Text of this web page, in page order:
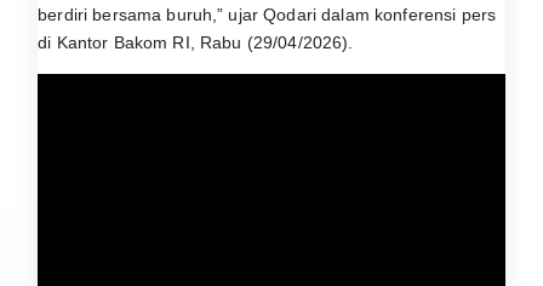
berdiri bersama buruh,” ujar Qodari dalam konferensi pers
di Kantor Bakom RI , Rabu (29/04/2026).